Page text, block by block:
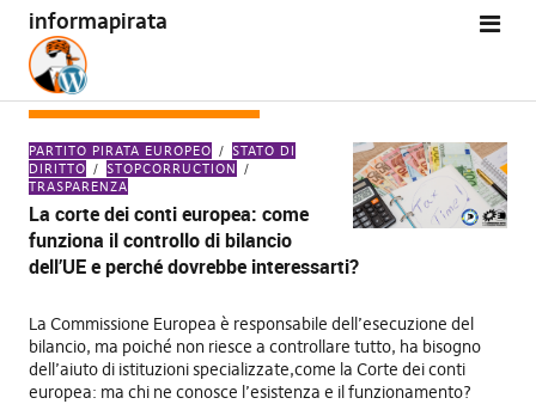
informapirata
TAG:FONDI EUROPEI
PARTITO PIRATA EUROPEO
STATO DI
DIRITTO
STOPCORRUCTION
TRASPARENZA
La corte dei conti europea: come
funziona il controllo di bilancio
dell’UE e perché dovrebbe interessarti?
La Commissione Europea è responsabile dell’esecuzione del
bilancio, ma poiché non riesce a controllare tutto, ha bisogno
dell’aiuto di istituzioni specializzate,come la Corte dei conti
europea: ma chi ne conosce l’esistenza e il funzionamento?